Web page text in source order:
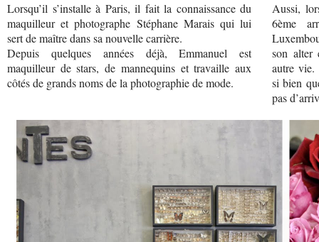
Lorsqu’il s’installe à Paris, il fait la connaissance du
maquilleur et photographe Stéphane Marais qui lui
sert de maître dans sa nouvelle carrière.
Depuis quelques années déjà, Emmanuel est
maquilleur de stars, de mannequins et travaille aux
côtés de grands noms de la photographie de mode.
Aussi,
6ème
son alter
autre vie.
si bien
pas